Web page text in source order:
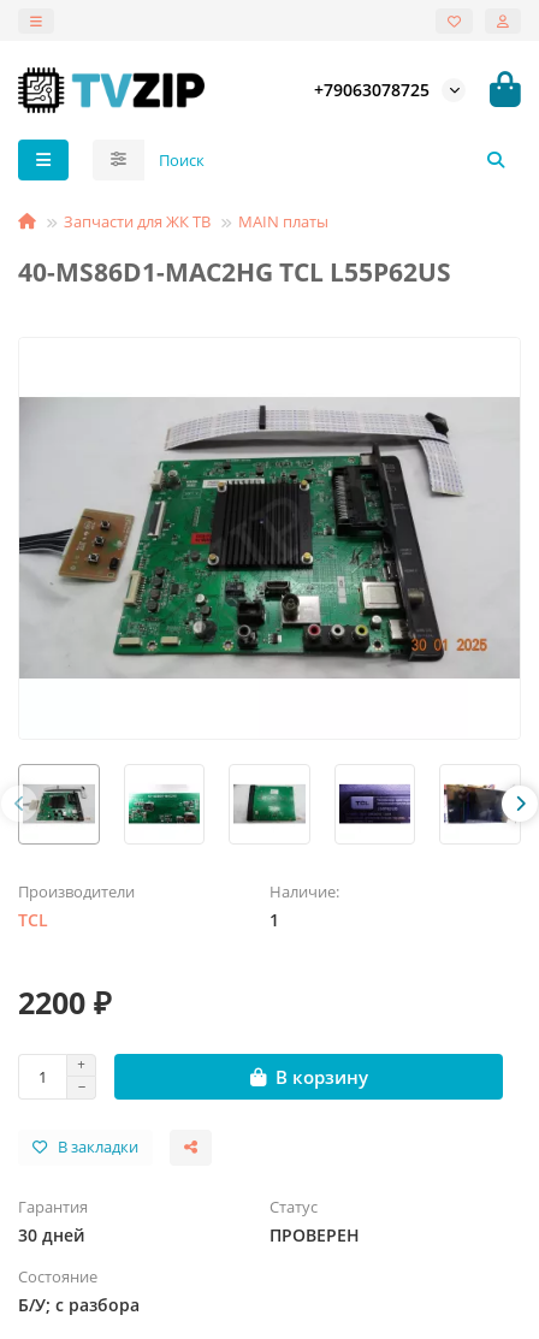
+79063078725
Запчасти для ЖК ТВ MAIN платы
40-MS86D1-MAC2HG TCL L55P62US
Производители
TCL
Наличие:
1
2200 ₽
В корзину
В закладки
Гарантия
30 дней
Статус
ПРОВЕРЕН
Состояние
Б/У; с разбора